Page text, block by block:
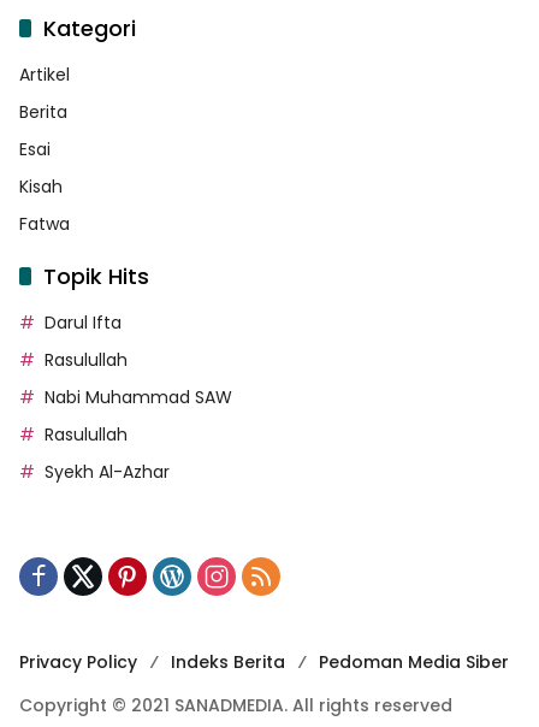
Kategori
Artikel
Berita
Esai
Kisah
Fatwa
Topik Hits
Darul Ifta
Rasulullah
Nabi Muhammad SAW
Rasulullah
Syekh Al-Azhar
Privacy Policy Indeks Berita
Pedoman Media Siber
Copyright © 2021 SANADMEDIA. All rights reserved